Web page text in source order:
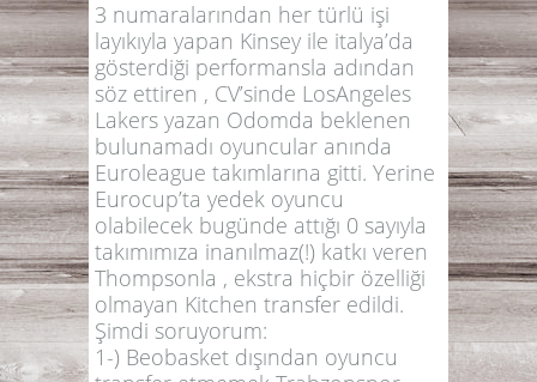
3 numaralarından her türlü işi
layıkıyla yapan Kinsey ile italya’da
gösterdiği performansla adından
söz ettiren , CV’sinde LosAngeles
Lakers yazan Odomda beklenen
bulunamadı oyuncular anında
Euroleague takımlarına gitti. Yerine
Eurocup’ta yedek oyuncu
olabilecek bugünde attığı 0 sayıyla
takımımıza inanılmaz(!) katkı veren
Thompsonla , ekstra hiçbir özelliği
olmayan Kitchen transfer edildi.
Şimdi soruyorum:
1-) Beobasket dışından oyuncu